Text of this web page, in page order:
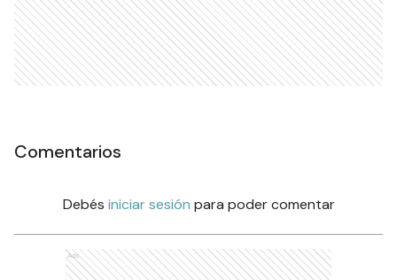
Comentarios
Debés iniciar sesión para poder comentar
Ads